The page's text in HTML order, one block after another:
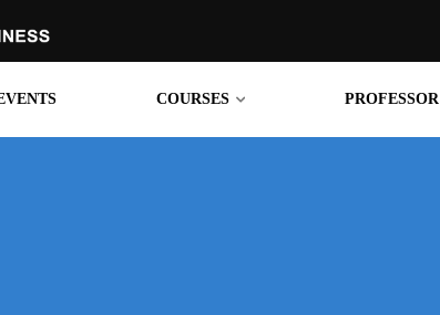
COURSES
PROFESSOR